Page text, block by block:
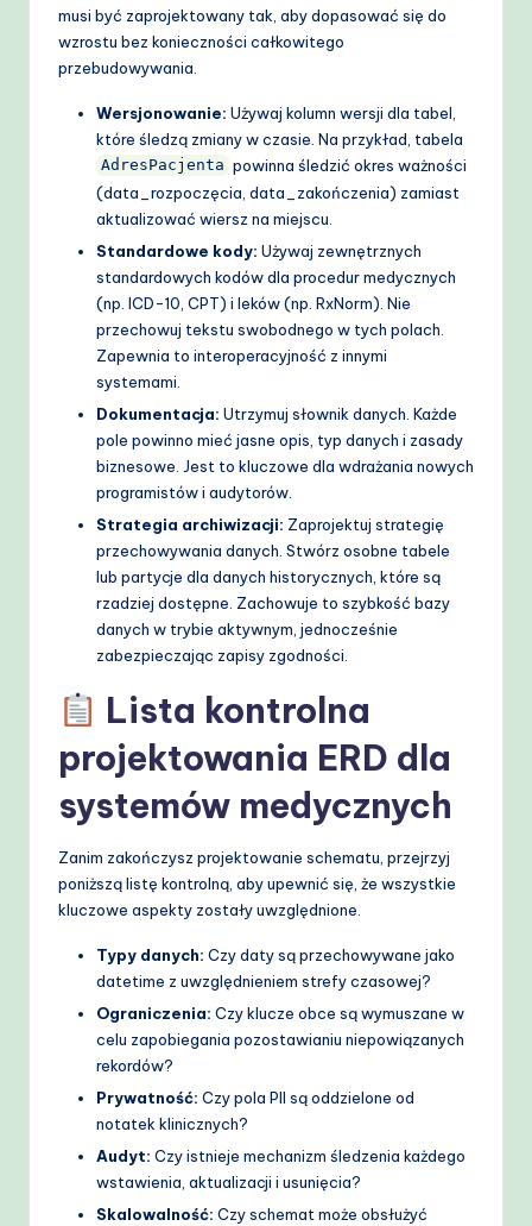
musi być zaprojektowany tak, aby dopasować się do
wzrostu bez konieczności całkowitego
przebudowywania.
Wersjonowanie: Używaj kolumn wersji dla tabel,
które śledzą zmiany w czasie. Na przykład, tabela
AdresPacjenta powinna śledzić okres ważności
(data_rozpoczęcia, data_zakończenia) zamiast
aktualizować wiersz na miejscu.
Standardowe kody: Używaj zewnętrznych
standardowych kodów dla procedur medycznych
(np. ICD-10, CPT) i leków (np. RxNorm). Nie
przechowuj tekstu swobodnego w tych polach.
Zapewnia to interoperacyjność z innymi
systemami.
Dokumentacja: Utrzymuj słownik danych. Każde
pole powinno mieć jasne opis, typ danych i zasady
biznesowe. Jest to kluczowe dla wdrażania nowych
programistów i audytorów.
Strategia archiwizacji: Zaprojektuj strategię
przechowywania danych. Stwórz osobne tabele
lub partycje dla danych historycznych, które są
rzadziej dostępne. Zachowuje to szybkość bazy
danych w trybie aktywnym, jednocześnie
zabezpieczając zapisy zgodności.
Lista kontrolna
projektowania ERD dla
systemów medycznych
Zanim zakończysz projektowanie schematu, przejrzyj
poniższą listę kontrolną, aby upewnić się, że wszystkie
kluczowe aspekty zostały uwzględnione.
Typy danych: Czy daty są przechowywane jako
datetime z uwzględnieniem strefy czasowej?
Ograniczenia: Czy klucze obce są wymuszane w
celu zapobiegania pozostawianiu niepowiązanych
rekordów?
Prywatność: Czy pola PII są oddzielone od
notatek klinicznych?
Audyt: Czy istnieje mechanizm śledzenia każdego
wstawienia, aktualizacji i usunięcia?
Skalowalność: Czy schemat może obsłużyć